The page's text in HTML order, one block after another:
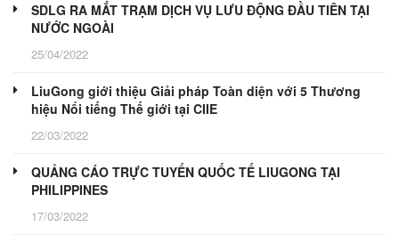
SDLG RA MẮT TRẠM DỊCH VỤ LƯU ĐỘNG ĐẦU TIÊN TẠI
NƯỚC NGOÀI
25/04/2022
LiuGong giới thiệu Giải pháp Toàn diện với 5 Thương
hiệu Nổi tiếng Thế giới tại CIIE
22/03/2022
QUẢNG CÁO TRỰC TUYẾN QUỐC TẾ LIUGONG TẠI
PHILIPPINES
17/03/2022